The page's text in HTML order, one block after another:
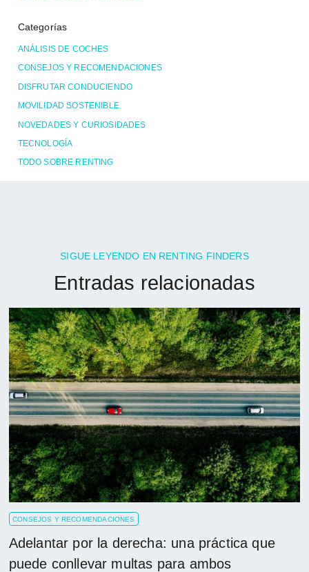
Categorías
ANÁLISIS DE COCHES
CONSEJOS Y RECOMENDACIONES
DISFRUTAR CONDUCIENDO
MOVILIDAD SOSTENIBLE
NOVEDADES Y CURIOSIDADES
TECNOLOGÍA
TODO SOBRE RENTING
SIGUE LEYENDO EN RENTING FINDERS
Entradas relacionadas
CONSEJOS Y RECOMENDACIONES
Adelantar por la derecha: una práctica que
puede conllevar multas para ambos